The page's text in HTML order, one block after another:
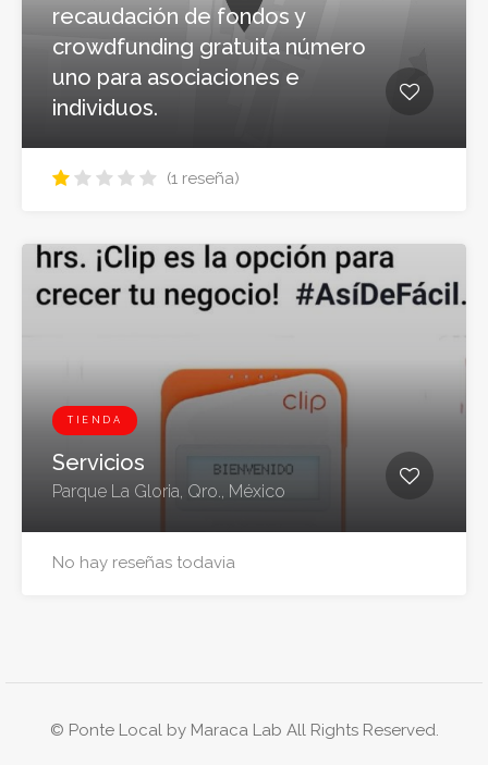
recaudación de fondos y
crowdfunding gratuita número
uno para asociaciones e
individuos.
(1 reseña)
TIENDA
Servicios
Parque La Gloria, Qro., México
No hay reseñas todavia
© Ponte Local by Maraca Lab All Rights Reserved.